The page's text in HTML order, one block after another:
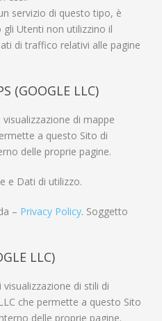
servizio di questo tipo, è
gli Utenti non utilizzino il
di traffico relativi alle pagine
(GOOGLE LLC)
di mappe
a questo Sito di
delle proprie pagine.
e Dati di utilizzo.
– Privacy Policy. Soggetto
LLC)
di stili di
che permette a questo Sito
delle proprie pagine.